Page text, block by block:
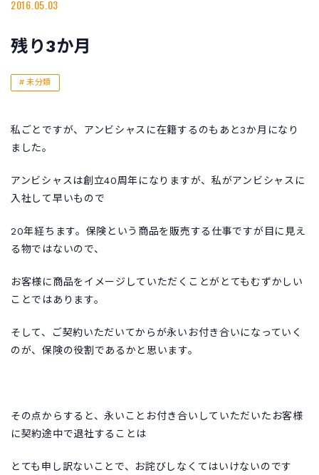
0120-11-2287
2016.05.03
残り3か月
未分類
私ごとですが、アンビシャスに在籍するのもあと3か月になり
ました。
アンビシャスは創立40周年になりますが、私がアンビシャスに
入社して早いもので
20年経ちます。保険という商品を販売する仕事ですが目に見え
る物ではないので、
お客様に商品をイメージしていただくことがとてもむずかしい
ことではあります。
そして、ご契約いただいてからが永いお付き合いになっていく
のが、保険の役割であるかと思います。
その点からすると、永いことお付き合いしていただいたお客様
に契約途中で退社することは
とても申し訳ないことで、お詫びしなくてはいけないのです